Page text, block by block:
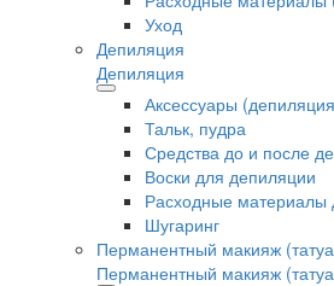
Уход
Депиляция
Депиляция
Аксессуары
Тальк, пудра
Средства до и после
Воски для депиляции
Расходные материалы
Шугаринг
Перманентный макияж
Перманентный макияж